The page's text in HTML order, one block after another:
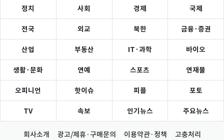
정치 사회 경제 국제
전국 외교 북한 금융·증권
산업 부동산 IT·과학 바이오
생활·문화 연예 스포츠 연재물
오피니언 핫이슈 피플 포토
TV 속보 인기뉴스 주요뉴스
회사소개 광고/제휴·구매문의 이용약관·정책 고충처리